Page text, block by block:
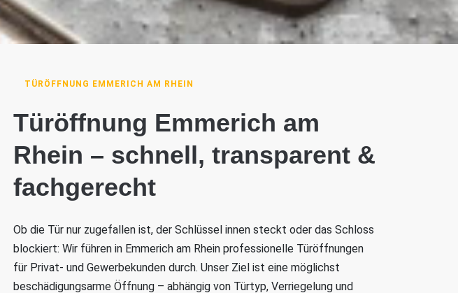
TÜRÖFFNUNG EMMERICH AM RHEIN
Türöffnung Emmerich am
Rhein – schnell, transparent &
fachgerecht
Ob die Tür nur zugefallen ist, der Schlüssel innen steckt oder das Schloss
blockiert: Wir führen in Emmerich am Rhein professionelle Türöffnungen
für Privat- und Gewerbekunden durch. Unser Ziel ist eine möglichst
beschädigungsarme Öffnung – abhängig von Türtyp, Verriegelung und